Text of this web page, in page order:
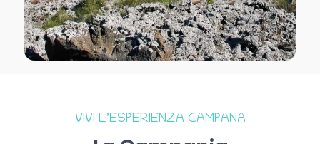
VIVI L’ESPERIENZA CAMPANA